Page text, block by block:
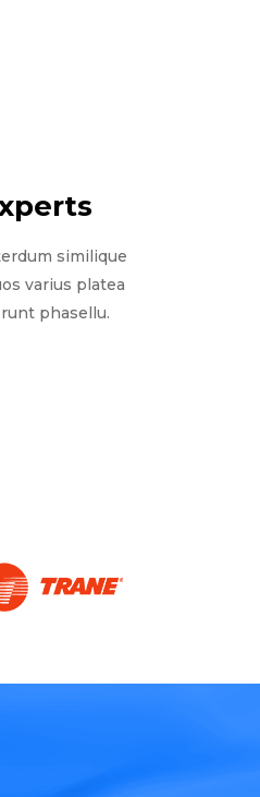
similique
varius platea
phasellu.